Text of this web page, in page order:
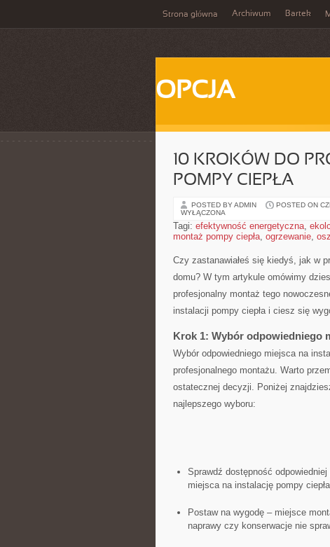
Strona główna Archiwum Bartek
OPCJA
10 KROKÓW DO
POMPY CIEPŁA
POSTED BY ADMIN POSTED ON
WYŁĄCZONA
Tagi: efektywność energetyczna,
montaż pompy ciepła, ogrzewanie,
Czy zastanawiałeś​ się kiedyś, jak ⁢w
domu? W ⁣tym artykule omówimy
profesjonalny montaż tego
instalacji pompy ciepła i ciesz się⁢
Krok 1: Wybór odpowiedniego
Wybór odpowiedniego miejsca na
profesjonalnego ⁣montażu. Warto
ostatecznej decyzji.‍ Poniżej‌
najlepszego wyboru:
Sprawdź dostępność
miejsca na‍ instalację ⁣pompy
Postaw na wygodę – miejsce
naprawy czy konserwacje nie